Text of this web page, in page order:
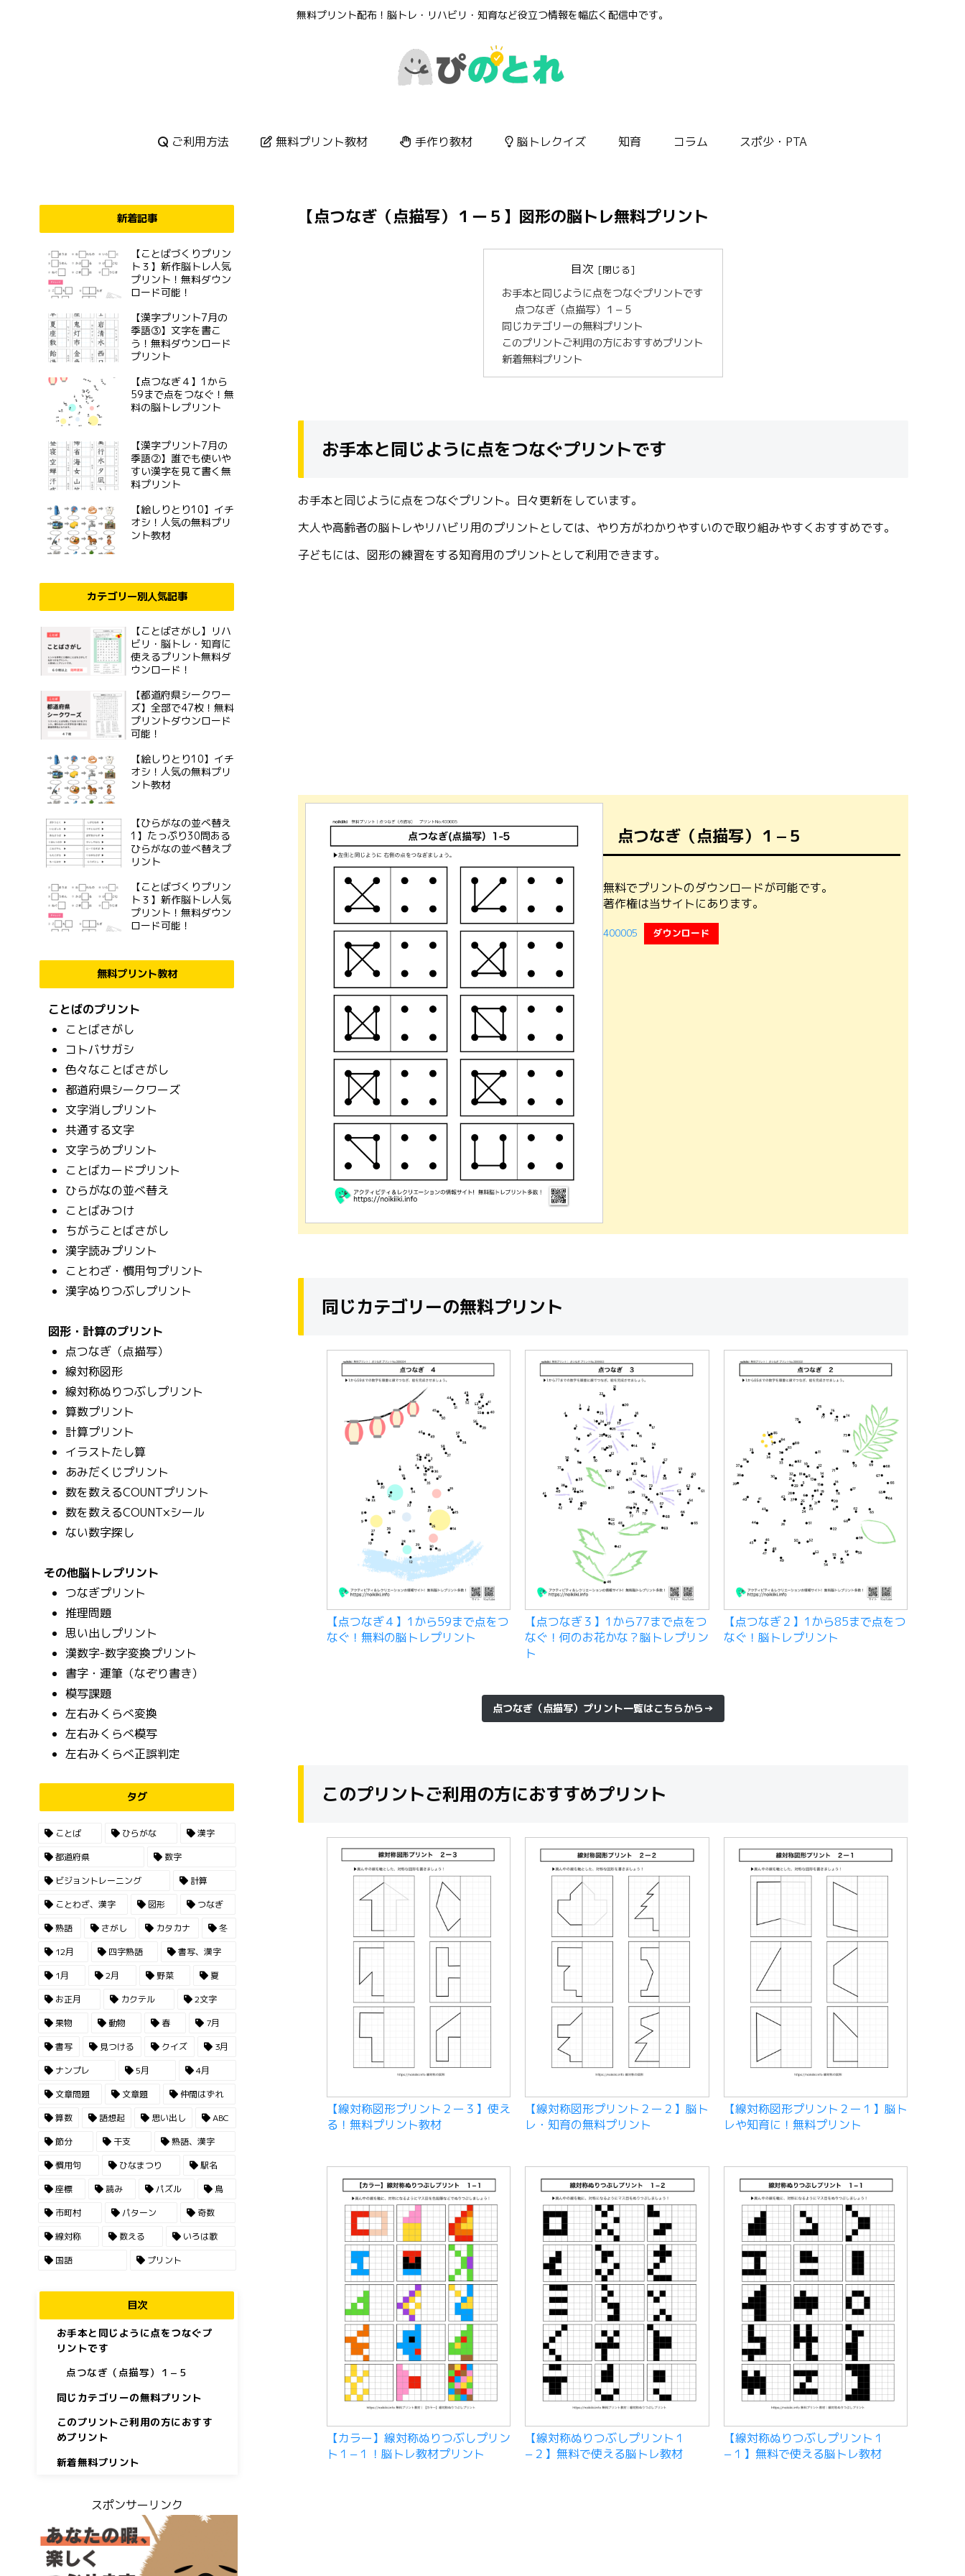
無料プリント配布！脳トレ・リハビリ・知育など役立つ情報を幅広く配信中です。
ご利用方法 無料プリント教材 手作り教材 脳トレクイズ 知育 コラム スポ少・PTA
【点つなぎ（点描写）１ー５】図形の脳トレ無料プリント
目次
お手本と同じように点をつなぐプリントです
点つなぎ（点描写）１−５
同じカテゴリーの無料プリント
このプリントご利用の方におすすめプリント
新着無料プリント
お手本と同じように点をつなぐプリントです
お手本と同じように点をつなぐプリント。日々更新をしています。
大人や高齢者の脳トレやリハビリ用のプリントとしては、やり方がわかりやすいので取り組みやすくおすすめです。
子どもには、図形の練習をする知育用のプリントとして利用できます。
点つなぎ（点描写）１−５
無料でプリントのダウンロードが可能です。
著作権は当サイトにあります。
400005 ダウンロード
同じカテゴリーの無料プリント
【点つなぎ４】1から59まで点をつ
なぐ！無料の脳トレプリント
【点つなぎ３】1から77まで点をつ
なぐ！何のお花かな？脳トレプリン
ト
【点つなぎ２】1から85まで点をつ
なぐ！脳トレプリント
点つなぎ（点描写）プリント一覧はこちらから→
このプリントご利用の方におすすめプリント
【線対称図形プリント２ー３】使え
る！無料プリント教材
【線対称図形プリント２ー２】脳ト
レ・知育の無料プリント
【線対称図形プリント２ー１】脳ト
レや知育に！無料プリント
【カラー】線対称ぬりつぶしプリン
ト１−１！脳トレ教材プリント
【線対称ぬりつぶしプリント１
−２】無料で使える脳トレ教材
【線対称ぬりつぶしプリント１
−１】無料で使える脳トレ教材
新着記事
【ことばづくりプリン
ト３】新作脳トレ人気
プリント！無料ダウン
ロード可能！
【漢字プリント7月の
季語③】文字を書こ
う！無料ダウンロード
プリント
【点つなぎ４】1から
59まで点をつなぐ！無
料の脳トレプリント
【漢字プリント7月の
季語②】誰でも使いや
すい漢字を見て書く無
料プリント
【絵しりとり10】イチ
オシ！人気の無料プリ
ント教材
カテゴリー別人気記事
【ことばさがし】リハ
ビリ・脳トレ・知育に
使えるプリント無料ダ
ウンロード！
【都道府県シークワー
ズ】全部で47枚！無料
プリントダウンロード
可能！
【絵しりとり10】イチ
オシ！人気の無料プリ
ント教材
【ひらがなの並べ替え
1】たっぷり30問ある
ひらがなの並べ替えプ
リント
【ことばづくりプリン
ト３】新作脳トレ人気
プリント！無料ダウン
ロード可能！
無料プリント教材
ことばのプリント
ことばさがし
コトバサガシ
色々なことばさがし
都道府県シークワーズ
文字消しプリント
共通する文字
文字うめプリント
ことばカードプリント
ひらがなの並べ替え
ことばみつけ
ちがうことばさがし
漢字読みプリント
ことわざ・慣用句プリント
漢字ぬりつぶしプリント
図形・計算のプリント
点つなぎ（点描写）
線対称図形
線対称ぬりつぶしプリント
算数プリント
計算プリント
イラストたし算
あみだくじプリント
数を数えるCOUNTプリント
数を数えるCOUNT×シール
ない数字探し
その他脳トレプリント
つなぎプリント
推理問題
思い出しプリント
漢数字-数字変換プリント
書字・運筆（なぞり書き）
模写課題
左右みくらべ変換
左右みくらべ模写
左右みくらべ正誤判定
タグ
ことば ひらがな
漢字
都道府県
数字
ビジョントレーニング
計算
ことわざ、漢字
図形
つなぎ
熟語
さがし カタカナ
冬
12月
四字熟語
書写、漢字
1月
2月 野菜
夏
お正月
カクテル
2文字
果物
動物 春
7月
書写
見つける クイズ
3月
ナンプレ
5月
4月
文章問題
文章題
仲間はずれ
算数
語想起 思い出し
ABC
節分
干支
熟語、漢字
慣用句
ひなまつり
駅名
座標
読み パズル
鳥
市町村
パターン
奇数
線対称
数える
いろは歌
国語
プリント
目次
お手本と同じように点をつなぐプ
リントです
点つなぎ（点描写）１−５
同じカテゴリーの無料プリント
このプリントご利用の方におすす
めプリント
新着無料プリント
スポンサーリンク